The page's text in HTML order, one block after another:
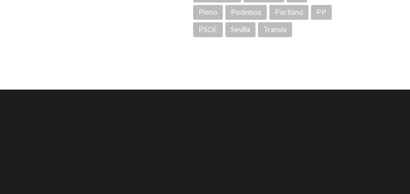
Pleno Podemos Portland PP
PSOE Sevilla Tranvía